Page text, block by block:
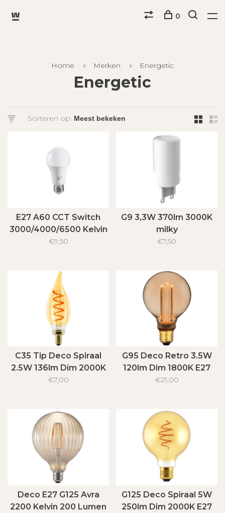
0
Home Merken Energetic
Energetic
Sorteren op:
E27 A60 CCT Switch
3000/4000/6500 Kelvin
900 Lumen
€9,50
G9 3,3W 370lm 3000K
milky
€7,50
C35 Tip Deco Spiraal
2.5W 136lm Dim 2000K
E14 Goud
€7,00
G95 Deco Retro 3.5W
120lm Dim 1800K E27
Goud
€21,00
Deco E27 G125 Avra
2200 Kelvin 200 Lumen
G125 Deco Spiraal 5W
250lm Dim 2000K E27